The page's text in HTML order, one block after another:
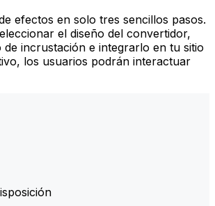
efectos en solo tres sencillos pasos.
el diseño del convertidor,
de incrustación e integrarlo en tu sitio
los usuarios podrán interactuar